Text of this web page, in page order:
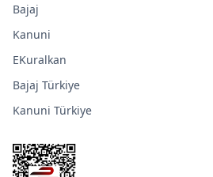
Bajaj
Kanuni
EKuralkan
Bajaj Türkiye
Kanuni Türkiye